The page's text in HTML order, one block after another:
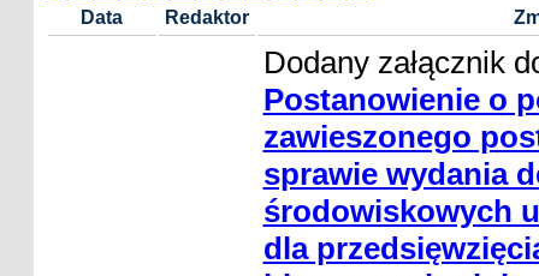
Data Redaktor
Dodany załącznik
Postanowienie o
zawieszonego
sprawie wydania
środowiskowych
dla